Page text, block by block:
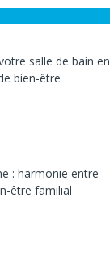
salle de bain en
bien-être
: harmonie entre
être familial